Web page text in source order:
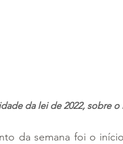
da lei de 2022, sobre o
da semana foi o